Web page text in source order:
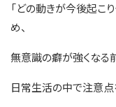
「どの動きが今後起こ
め、
無意識の癖が強くなる
日常生活の中で注意点